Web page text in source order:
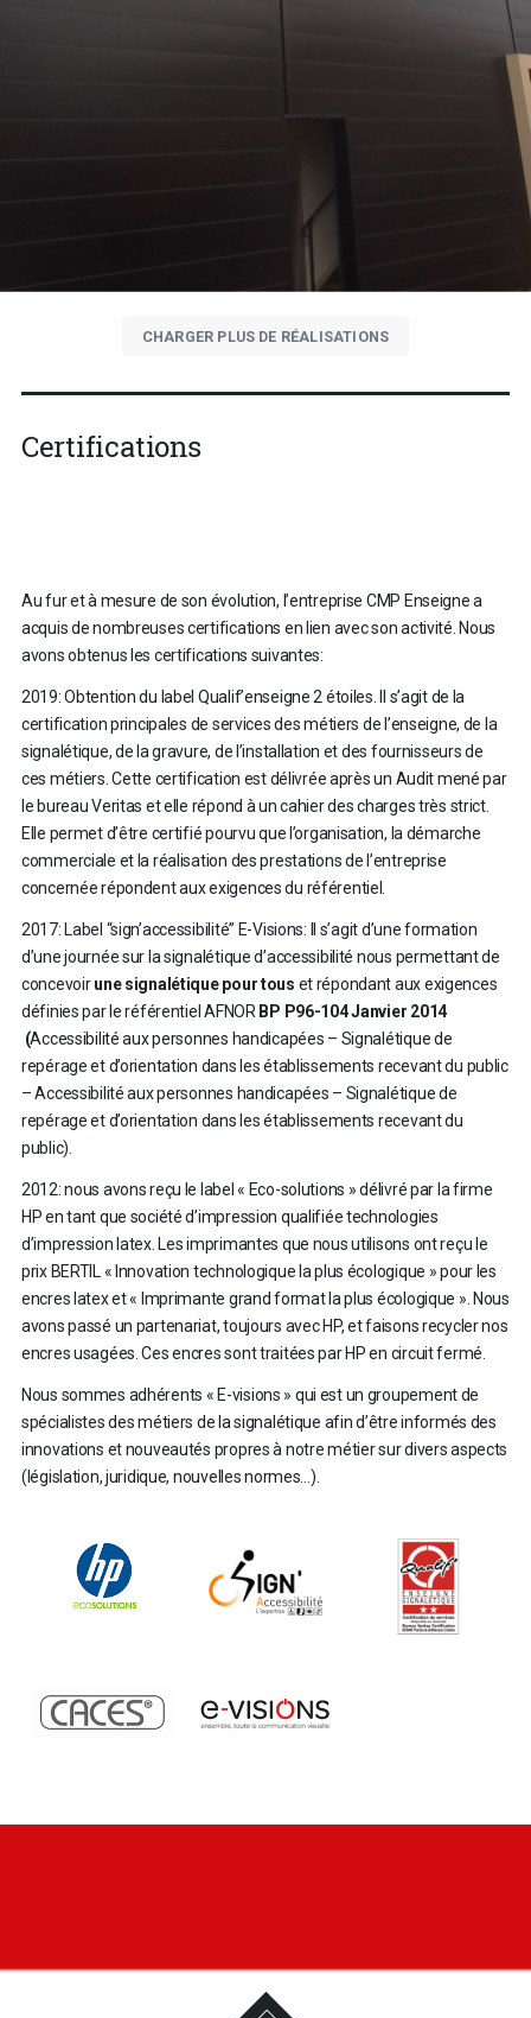
CHARGER PLUS DE RÉALISATIONS
Certifications
Au fur et à mesure de son évolution, l’entreprise CMP Enseigne a
acquis de nombreuses certifications en lien avec son activité. Nous
avons obtenus les certifications suivantes:
2019: Obtention du label Qualif’enseigne 2 étoiles. Il s’agit de la
certification principales de services des métiers de l’enseigne, de la
signalétique, de la gravure, de l’installation et des fournisseurs de
ces métiers. Cette certification est délivrée après un Audit mené par
le bureau Veritas et elle répond à un cahier des charges très strict.
Elle permet d’être certifié pourvu que l’organisation, la démarche
commerciale et la réalisation des prestations de l’entreprise
concernée répondent aux exigences du référentiel.
2017: Label “sign’accessibilité” E-Visions: Il s’agit d’une formation
d’une journée sur la signalétique d’accessibilité nous permettant de
concevoirune signalétique pour tous et répondant aux exigences
définies par le référentiel AFNOR BP P96-104 Janvier 2014
(Accessibilité aux personnes handicapées – Signalétique de
repérage et d’orientation dans les établissements recevant du public
– Accessibilité aux personnes handicapées – Signalétique de
repérage et d’orientation dans les établissements recevant du
public).
2012: nous avons reçu le label « Eco-solutions » délivré par la firme
HP en tant que société d’impression qualifiée technologies
d’impression latex. Les imprimantes que nous utilisons ont reçu le
prix BERTIL « Innovation technologique la plus écologique » pour les
encres latex et « Imprimante grand format la plus écologique ». Nous
avons passé un partenariat, toujours avec HP, et faisons recycler nos
encres usagées. Ces encres sont traitées par HP en circuit fermé.
Nous sommes adhérents « E-visions » qui est un groupement de
spécialistes des métiers de la signalétique afin d’être informés des
innovations et nouveautés propres à notre métier sur divers aspects
(législation, juridique, nouvelles normes…).